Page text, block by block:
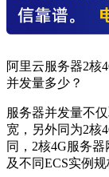
阿里云服务器2核
并发量多少？
服务器并发量不
宽，另外同为2核
同，2核4G服务
及不同ECS实例